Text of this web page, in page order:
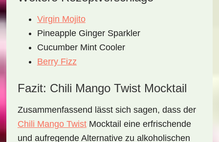
Virgin Mojito
Pineapple Ginger Sparkler
Cucumber Mint Cooler
Berry Fizz
Fazit: Chili Mango Twist Mocktail
Zusammenfassend lässt sich sagen, dass der
Chili Mango TwistMocktail eine erfrischende
und aufregende Alternative zu alkoholischen